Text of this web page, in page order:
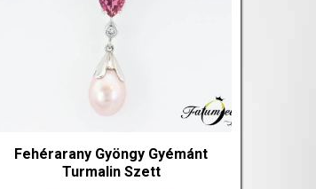
Fehérarany Gyöngy Gyémánt
Turmalin Szett